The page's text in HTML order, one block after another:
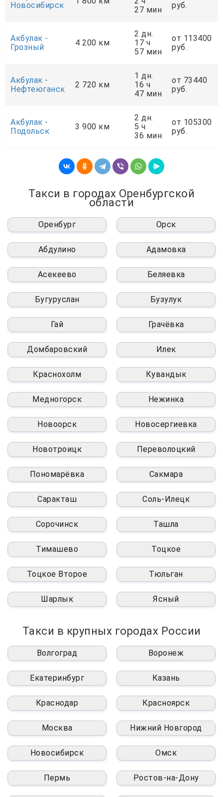
Новосибирск
27 мин
руб.
Акбулак -
Грозный
4 200 км
2 дн.
17 ч
57 мин
от 113400
руб.
Акбулак -
Нефтеюганск
2 720 км
1 дн.
16 ч
47 мин
от 73440
руб.
Акбулак -
Подольск
3 900 км
2 дн.
5 ч
36 мин
от 105300
руб.
Такси в городах Оренбургской
области
Оренбург Орск
Абдулино Адамовка
Асекеево Беляевка
Бугуруслан Бузулук
Гай Грачёвка
Домбаровский Илек
Краснохолм Кувандык
Медногорск Нежинка
Новоорск Новосергиевка
Новотроицк Переволоцкий
Пономарёвка Сакмара
Саракташ Соль-Илецк
Сорочинск Ташла
Тимашево Тоцкое
Тоцкое Второе Тюльган
Шарлык Ясный
Такси в крупных городах России
Волгоград Воронеж
Екатеринбург Казань
Краснодар Красноярск
Москва Нижний Новгород
Новосибирск Омск
Пермь Ростов-на-Дону